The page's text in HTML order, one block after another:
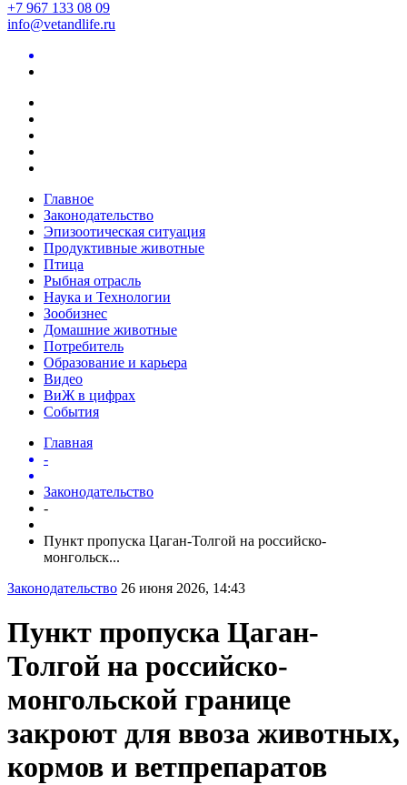
+7 967 133 08 09
info@vetandlife.ru
Главное
Законодательство
Эпизоотическая ситуация
Продуктивные животные
Птица
Рыбная отрасль
Наука и Технологии
Зообизнес
Домашние животные
Потребитель
Образование и карьера
Видео
ВиЖ в цифрах
События
Главная
-
Законодательство
-
Пункт пропуска Цаган-Толгой на российско-
монгольск...
Законодательство 26 июня 2026, 14:43
Пункт пропуска Цаган-
Толгой на российско-
монгольской границе
закроют для ввоза животных,
кормов и ветпрепаратов